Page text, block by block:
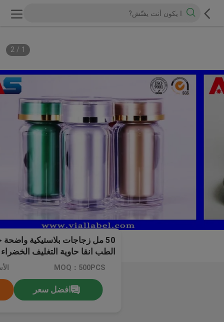
1
/
2
50 مل زجاجات بلاستيكية
الطب انقا حاوية التغليف الخضراء
MOQ：500PCS
افضل سعر